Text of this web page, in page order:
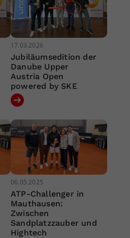
17.03.2026
Jubiläumsedition der
Danube Upper
Austria Open
powered by SKE
06.05.2025
ATP-Challenger in
Mauthausen:
Zwischen
Sandplatzzauber und
Hightech